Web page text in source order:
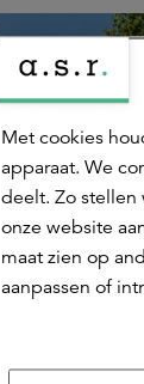
Met cookies
apparaat. We
deelt. Zo stellen
onze website
maat zien op
aanpassen of